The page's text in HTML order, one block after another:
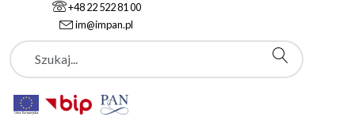
+48 22 522 81 00
im@impan.pl
Szukaj